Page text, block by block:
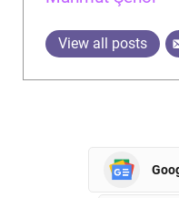
View all posts